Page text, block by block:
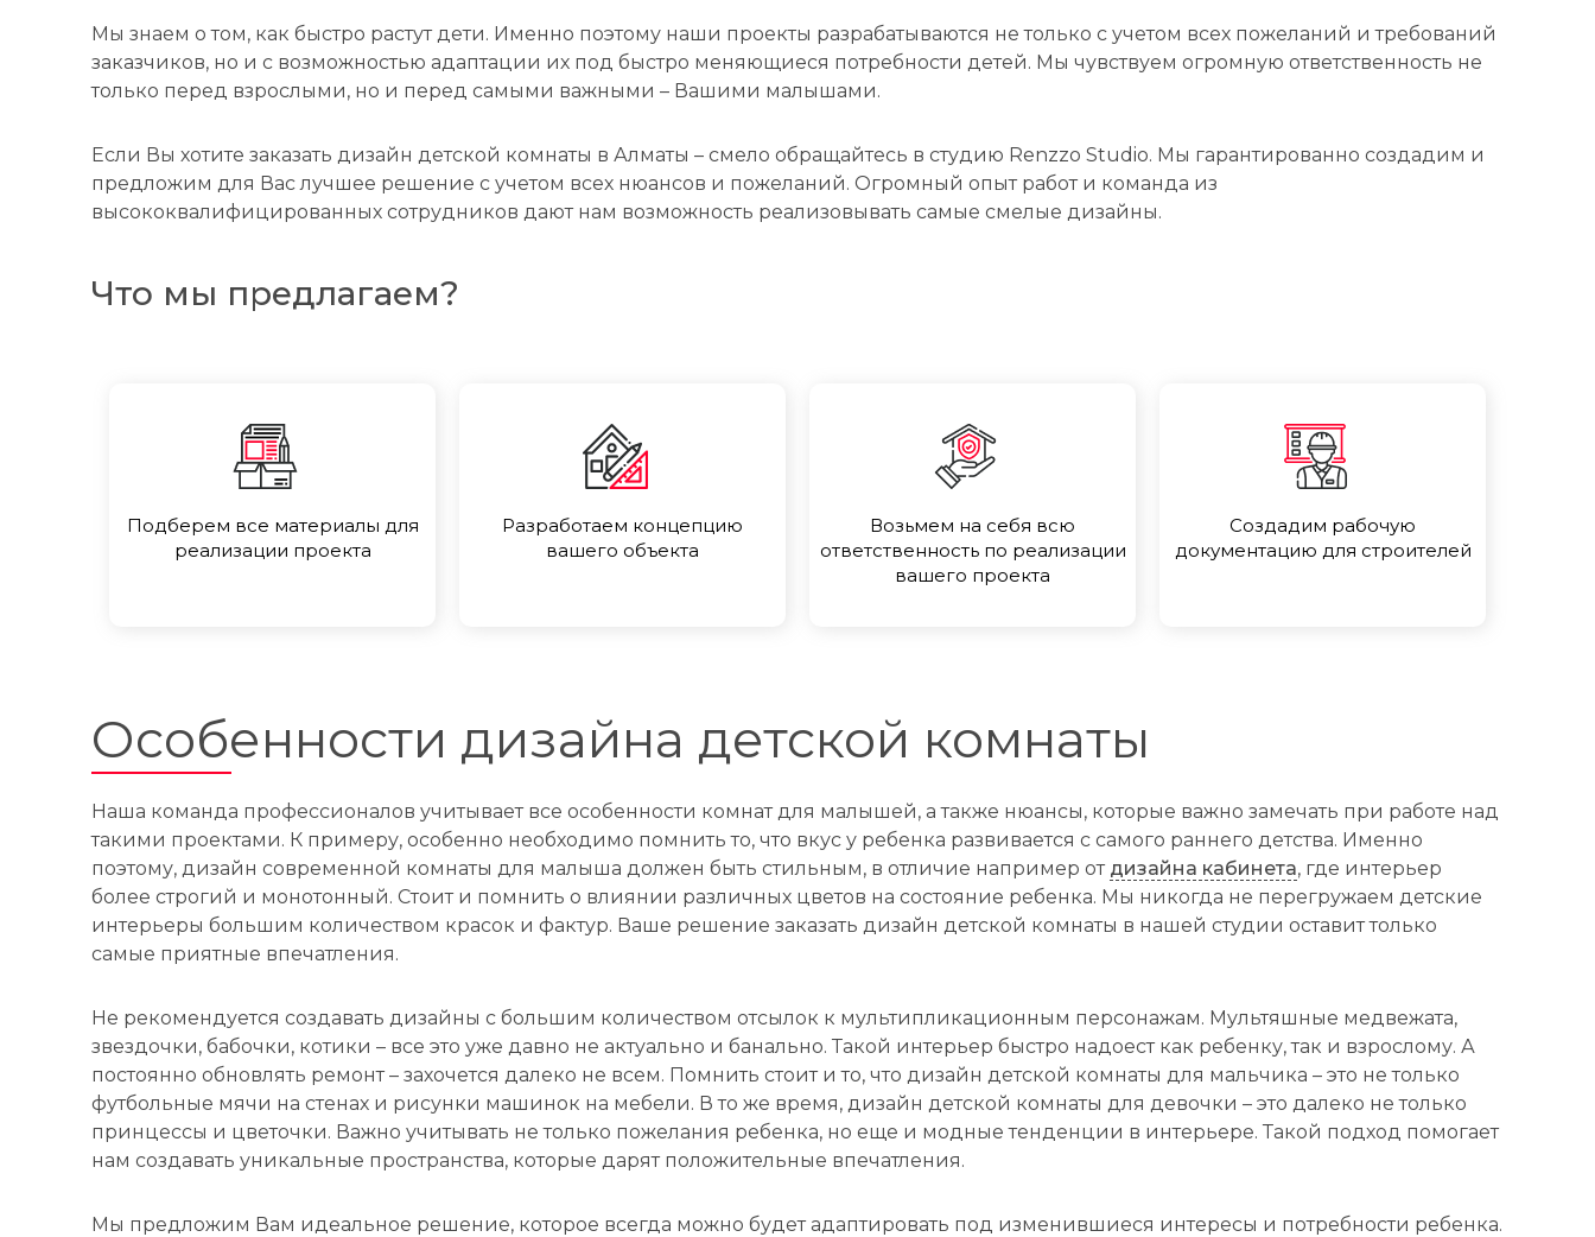
Мы знаем о том, как быстро растут дети. Именно поэтому наши проекты разрабатываются не только с учетом всех пожеланий и требований
заказчиков, но и с возможностью адаптации их под быстро меняющиеся потребности детей. Мы чувствуем огромную ответственность не
только перед взрослыми, но и перед самыми важными – Вашими малышами.
Если Вы хотите заказать дизайн детской комнаты в Алматы – смело обращайтесь в студию Renzzo Studio. Мы гарантированно создадим и
предложим для Вас лучшее решение с учетом всех нюансов и пожеланий. Огромный опыт работ и команда из
высококвалифицированных сотрудников дают нам возможность реализовывать самые смелые дизайны.
Что мы предлагаем?
Подберем все материалы для
реализации проекта
Разработаем концепцию
вашего объекта
Возьмем на себя всю
ответственность по реализации
вашего проекта
Создадим рабочую
документацию для строителей
Особенности дизайна детской комнаты
Наша команда профессионалов учитывает все особенности комнат для малышей, а также нюансы, которые важно замечать при работе над
такими проектами. К примеру, особенно необходимо помнить то, что вкус у ребенка развивается с самого раннего детства. Именно
поэтому, дизайн современной комнаты для малыша должен быть стильным, в отличие например от дизайна кабинета, где интерьер
более строгий и монотонный. Стоит и помнить о влиянии различных цветов на состояние ребенка. Мы никогда не перегружаем детские
интерьеры большим количеством красок и фактур. Ваше решение заказать дизайн детской комнаты в нашей студии оставит только
самые приятные впечатления.
Не рекомендуется создавать дизайны с большим количеством отсылок к мультипликационным персонажам. Мультяшные медвежата,
звездочки, бабочки, котики – все это уже давно не актуально и банально. Такой интерьер быстро надоест как ребенку, так и взрослому. А
постоянно обновлять ремонт – захочется далеко не всем. Помнить стоит и то, что дизайн детской комнаты для мальчика – это не только
футбольные мячи на стенах и рисунки машинок на мебели. В то же время, дизайн детской комнаты для девочки – это далеко не только
принцессы и цветочки. Важно учитывать не только пожелания ребенка, но еще и модные тенденции в интерьере. Такой подход помогает
нам создавать уникальные пространства, которые дарят положительные впечатления.
Мы предложим Вам идеальное решение, которое всегда можно будет адаптировать под изменившиеся интересы и потребности ребенка.